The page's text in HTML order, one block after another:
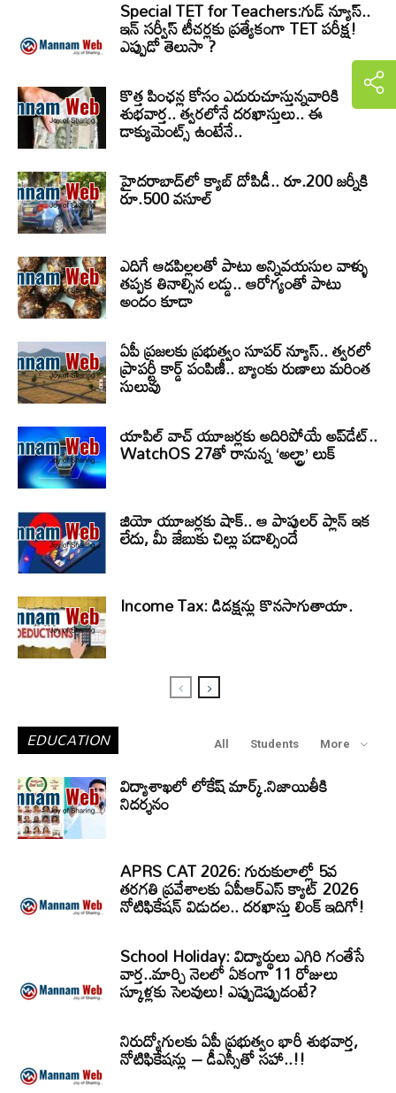
Special TET for Teachers:గుడ్ న్యూస్..
ఇన్ సర్వీస్ టీచర్లకు ప్రత్యేకంగా TET పరీక్ష!
ఎప్పుడో తెలుసా ?
కొత్త పింఛన్ల కోసం ఎదురుచూస్తున్నవారికి
శుభవార్త.. త్వరలోనే దరఖాస్తులు.. ఈ
డాక్యుమెంట్స్ ఉంటేనే..
హైదరాబాద్‌లో క్యాబ్‌ దోపిడీ.. రూ.200 జర్నీకి
రూ.500 వసూల్
ఎదిగే ఆడపిల్లలతో పాటు అన్నివయసుల వాళ్ళు
తప్పక తినాల్సిన లడ్డు.. ఆరోగ్యంతో పాటు
అందం కూడా
ఏపీ ప్రజలకు ప్రభుత్వం సూపర్ న్యూస్.. త్వరలో
ప్రాపర్టీ కార్డ్ పంపిణీ.. బ్యాంకు రుణాలు మరింత
సులువు
యాపిల్ వాచ్ యూజర్లకు అదిరిపోయే అప్‌డేట్..
WatchOS 27తో రానున్న ‘అల్ట్రా’ లుక్
జియో యూజర్లకు షాక్.. ఆ పాపులర్ ప్లాన్ ఇక
లేదు, మీ జేబుకు చిల్లు పడాల్సిందే
Income Tax: డిడక్షన్లు కొనసాగుతాయా.
EDUCATION All Students More
విద్యాశాఖలో లోకేష్ మార్క్.నిజాయితీకి
నిదర్శనం
APRS CAT 2026: గురుకులాల్లో 5వ
తరగతి ప్రవేశాలకు ఏపీఆర్‌ఎస్‌ క్యాట్‌ 2026
నోటిఫికేషన్‌ విడుదల.. దరఖాస్తు లింక్‌ ఇదిగో!
School Holiday: విద్యార్థులు ఎగిరి గంతేసే
వార్త..మార్చి నెలలో ఏకంగా 11 రోజులు
స్కూళ్లకు సెలవులు! ఎప్పుడెప్పుడంటే?
నిరుద్యోగులకు ఏపీ ప్రభుత్వం భారీ శుభవార్త,
నోటిఫికేషన్లు – డీఎస్సీతో సహా..!!